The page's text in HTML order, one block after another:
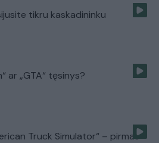
tikru kaskadininku
ar „GTA“ tęsinys?
Truck Simulator“ – pirmas